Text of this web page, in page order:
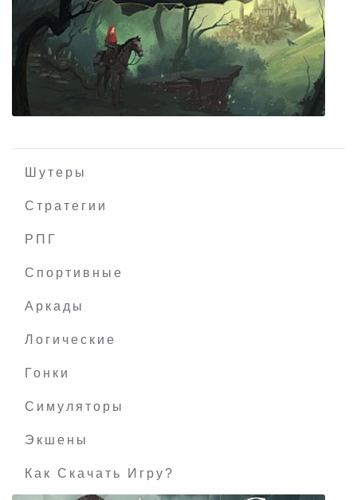
Tinkertown
Шутеры
Стратегии
РПГ
Спортивные
Аркады
Логические
Гонки
Симуляторы
Экшены
Как Скачать Игру?